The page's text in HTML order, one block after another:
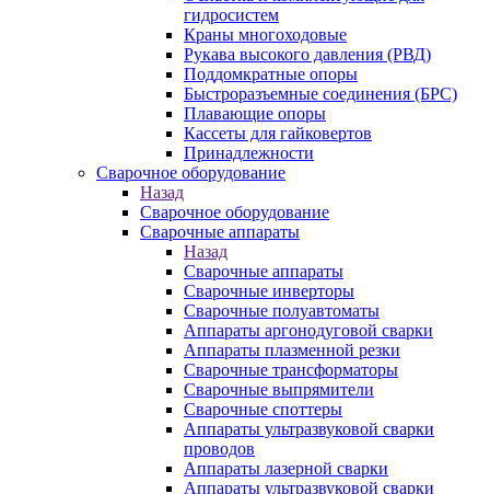
гидросистем
Краны многоходовые
Рукава высокого давления (РВД)
Поддомкратные опоры
Быстроразъемные соединения (БРС)
Плавающие опоры
Кассеты для гайковертов
Принадлежности
Сварочное оборудование
Назад
Сварочное оборудование
Сварочные аппараты
Назад
Сварочные аппараты
Сварочные инверторы
Сварочные полуавтоматы
Аппараты аргонодуговой сварки
Аппараты плазменной резки
Сварочные трансформаторы
Сварочные выпрямители
Сварочные споттеры
Аппараты ультразвуковой сварки
проводов
Аппараты лазерной сварки
Аппараты ультразвуковой сварки